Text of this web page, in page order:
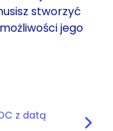
stworzyć
jego
z datą